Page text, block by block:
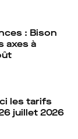
: Bison
axes à
les tarifs
juillet 2026